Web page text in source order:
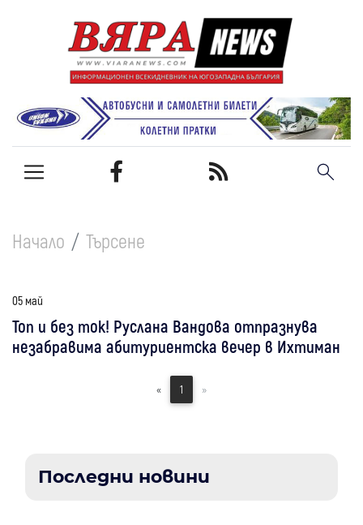
Начало Търсене
05 май
Топ и без ток! Руслана Вандова отпразнува
незабравима абитуриентска вечер в Ихтиман
« 1 »
Последни новини